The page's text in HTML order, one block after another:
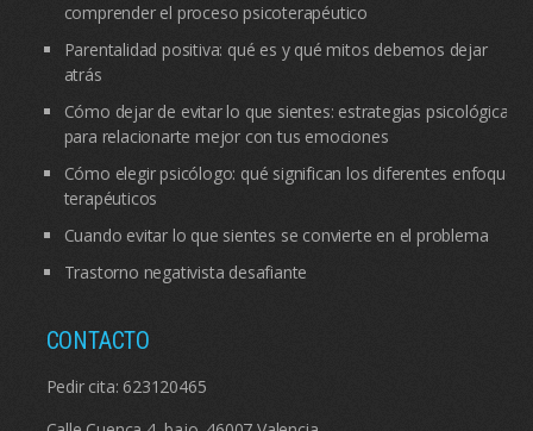
comprender el proceso psicoterapéutico
Parentalidad positiva: qué es y qué mitos debemos dejar
atrás
Cómo dejar de evitar lo que sientes: estrategias psicológicas
para relacionarte mejor con tus emociones
Cómo elegir psicólogo: qué significan los diferentes enfoques
terapéuticos
Cuando evitar lo que sientes se convierte en el problema
Trastorno negativista desafiante
CONTACTO
Pedir cita: 623120465